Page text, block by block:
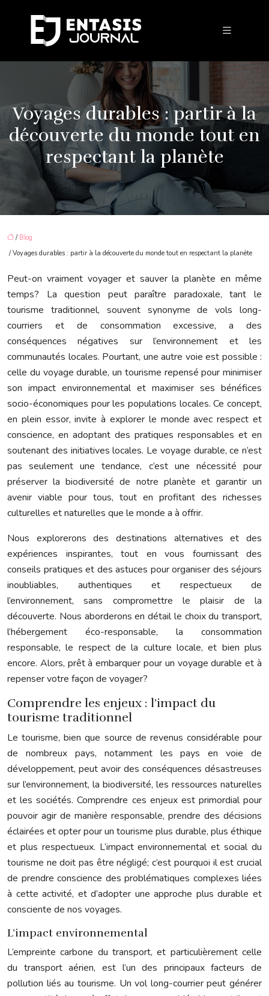
Voyages durables : partir à la
découverte du monde tout en
respectant la planète
/ Blog
/ Voyages durables : partir à la découverte du monde tout en respectant la planète
Peut-on vraiment voyager et sauver la planète en même
temps? La question peut paraître paradoxale, tant le
tourisme traditionnel, souvent synonyme de vols long-
courriers et de consommation excessive, a des
conséquences négatives sur l’environnement et les
communautés locales. Pourtant, une autre voie est possible :
celle du voyage durable, un tourisme repensé pour minimiser
son impact environnemental et maximiser ses bénéfices
socio-économiques pour les populations locales. Ce concept,
en plein essor, invite à explorer le monde avec respect et
conscience, en adoptant des pratiques responsables et en
soutenant des initiatives locales. Le voyage durable, ce n’est
pas seulement une tendance, c’est une nécessité pour
préserver la biodiversité de notre planète et garantir un
avenir viable pour tous, tout en profitant des richesses
culturelles et naturelles que le monde a à offrir.
Nous explorerons des destinations alternatives et des
expériences inspirantes, tout en vous fournissant des
conseils pratiques et des astuces pour organiser des séjours
inoubliables, authentiques et respectueux de
l’environnement, sans compromettre le plaisir de la
découverte. Nous aborderons en détail le choix du transport,
l’hébergement éco-responsable, la consommation
responsable, le respect de la culture locale, et bien plus
encore. Alors, prêt à embarquer pour un voyage durable et à
repenser votre façon de voyager?
Comprendre les enjeux : l’impact du
tourisme traditionnel
Le tourisme, bien que source de revenus considérable pour
de nombreux pays, notamment les pays en voie de
développement, peut avoir des conséquences désastreuses
sur l’environnement, la biodiversité, les ressources naturelles
et les sociétés. Comprendre ces enjeux est primordial pour
pouvoir agir de manière responsable, prendre des décisions
éclairées et opter pour un tourisme plus durable, plus éthique
et plus respectueux. L’impact environnemental et social du
tourisme ne doit pas être négligé; c’est pourquoi il est crucial
de prendre conscience des problématiques complexes liées
à cette activité, et d’adopter une approche plus durable et
consciente de nos voyages.
L’impact environnemental
L’empreinte carbone du transport, et particulièrement celle
du transport aérien, est l’un des principaux facteurs de
pollution liés au tourisme. Un vol long-courrier peut générer